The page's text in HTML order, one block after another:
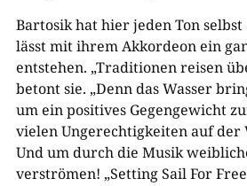
Bartosik hat hier jeden Ton
lässt mit ihrem Akkordeon ein
entstehen. „Traditionen reisen
betont sie. „Denn das Wasser
um ein positives Gegengewicht
vielen Ungerechtigkeiten auf der
Und um durch die Musik
verströmen! „Setting Sail For